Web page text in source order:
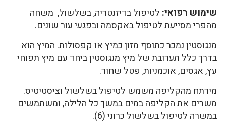
שימוש רפואי: לטיפול בדיזנטריה, בשלשול, משחה
מהפרי מסייעת לטיפול באקסמה ובפגעי עור שונים.
מנגוסטין נמכר כתוסף מזון כמיץ או קפסולות. המיץ הוא
בדרך כלל תערובת של מיץ מנגוסטין ביחד עם מיץ תפוחי
עץ, אגסים, אוכמניות, פטל שחור.
מירתח מהקליפה משמש לטיפול בשלשול וציסטיטיס.
משרים את הקליפה במים במשך כל הלילה, ומשתמשים
במשרה לטיפול בשלשול כרוני (6).